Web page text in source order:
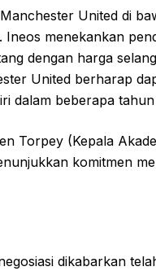
United di
menekankan
dengan harga
United berharap
dalam beberapa
Torpey (Kepala
komitmen
dikabarkan